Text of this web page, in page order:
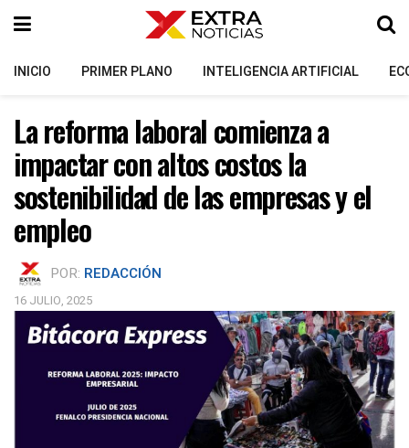
INICIO PRIMER PLANO INTELIGENCIA ARTIFICIAL
La reforma laboral comienza a
impactar con altos costos la
sostenibilidad de las empresas y el
empleo
POR: REDACCIÓN
16 JULIO, 2025